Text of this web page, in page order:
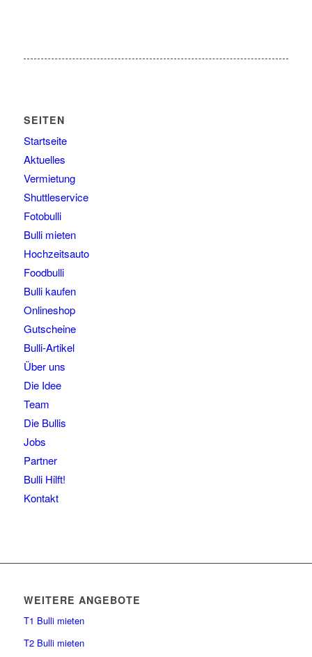
SEITEN
Startseite
Aktuelles
Vermietung
Shuttleservice
Fotobulli
Bulli mieten
Hochzeitsauto
Foodbulli
Bulli kaufen
Onlineshop
Gutscheine
Bulli-Artikel
Über uns
Die Idee
Team
Die Bullis
Jobs
Partner
Bulli Hilft!
Kontakt
WEITERE ANGEBOTE
T1 Bulli mieten
T2 Bulli mieten